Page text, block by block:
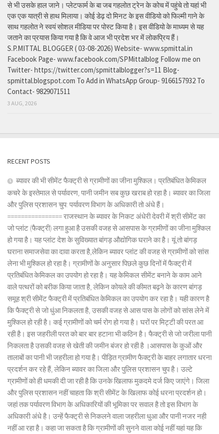
से भी उसके हाल जाने। प्लेटफार्म के बा जब गहलोत ट्रेन के कोच में पहुंचे तो यहां भी
एक एक यात्री से हाथ मिलाया। कोई डेढ़ दो मिनट के इस वीडियो को फिल्मी गाने के
साथ गहलोत ने स्वयं सोशल मीडिया पर पोस्ट किया है। इस वीडियो के माध्यम से यह
जताने का प्रयास किया गया है कि वे आज भी प्रदेश भर में लोकप्रिय हैं।
S.P.MITTAL BLOGGER ( 03-08-2026) Website- www.spmittal.in
Facebook Page- www.facebook.com/SPMittalblog Follow me on
Twitter- https://twitter.com/spmittalblogger?s=11 Blog-
spmittal.blogspot.com To Add in WhatsApp Group- 9166157932 To
Contact- 9829071511
3 AUG, 2026
RECENT POSTS
ब्यावर की भी सीमेंट फैक्ट्री से ग्रामीणों का जीना मुश्किल। प्रतिबंधित केमिकल
कचरे के इस्तेमाल से पर्यावरण, पानी जमीन सब कुछ खराब हो रहा है। ब्यावर का जिला
और पुलिस प्रशासन चुप: पर्यावरण विभाग के अधिकारी तो अंधे हैं।
================ राजस्थान के ब्यावर के निकट अंधेरी देवरी में श्री सीमेंट का
जो प्लांट (फैक्ट्री) लगा हुआ है उसकी वजह से आसपास के ग्रामीणों का जीना मुश्किल
हो गया है। यह प्लांट देश के सुविख्यात बांगड़ औद्योगिक घराने का है। यूं तो बांगड़
घराना समाजसेवा का दावा करता है,लेकिन ब्यावर प्लांट की वजह से ग्रामीणों को सांस
लेना भी मुश्किल हो रहा है। ग्रामीणों के अनुसार पिछले कुछ दिनों में फैक्ट्री में
प्रतिबंधित केमिकल का उपयोग हो रहा है। यह केमिकल सीमेंट बनाने के काम आने
वाले पत्थरों को बरीक किया जाता है, लेकिन कोयले की कीमत बढ़ने के कारण बांगड़
समूह श्री सीमेंट फैक्ट्री में प्रतिबंधित केमिकल का उपयोग कर रहा है। यही कारण है
कि फैक्ट्री से जो धुंआ निकलता है, उसकी वजह से आस पास के लोगों को सांस लेने में
मुश्किल हो रही है। कई ग्रामीणों को चर्म रोग हो गया है। घरों पर मिट्टी की परत आ
रही है। इस जहरीली परत को बार बार हटाना भी कठिन है। फैक्ट्री से जो जरीला पानी
निकलता है उसकी वजह से खेती की जमीन बंजर हो रही है ।आसपास के कुओं और
तालाबों का पानी भी जहरीला हो गया है। पीड़ित ग्रामीण फैक्ट्री के बाहर लगातार धरना
प्रदर्शन कर रहे हैं, लेकिन ब्यावर का जिला और पुलिस प्रशासन चुप है। उल्टे
ग्रामीणों को ही धमकी दी जा रही है कि उनके खिलाफ मुकदमे दर्ज किए जाएंगे। जिला
और पुलिस प्रशासन नहीं चाहता कि श्री सीमेंट के खिलाफ कोई धरना प्रदर्शन हो।
जहां तक पर्यावरण विभाग के अधिकारियों की भूमिका पर सवाल है तो इस विभाग के
अधिकारी अंधे है। उन्हें फैक्ट्री से निकलने वाला जहरीला धुआ और पानी नजर नही
नहीं आ रहा है। कहा जा सकता है कि ग्रामीणों की सुनने वाला कोई नहीं यहां यह कि